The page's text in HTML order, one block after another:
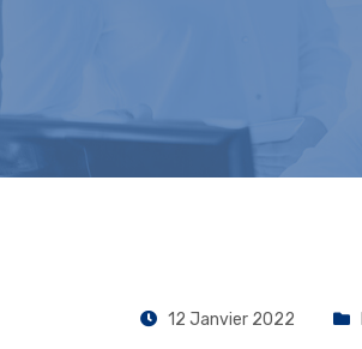
12 Janvier 2022